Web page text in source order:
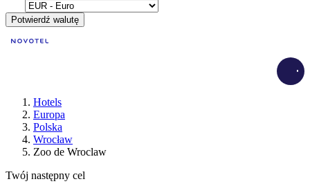
Potwierdź walutę
Hotels
Europa
Polska
Wrocław
Zoo de Wroclaw
Twój następny cel